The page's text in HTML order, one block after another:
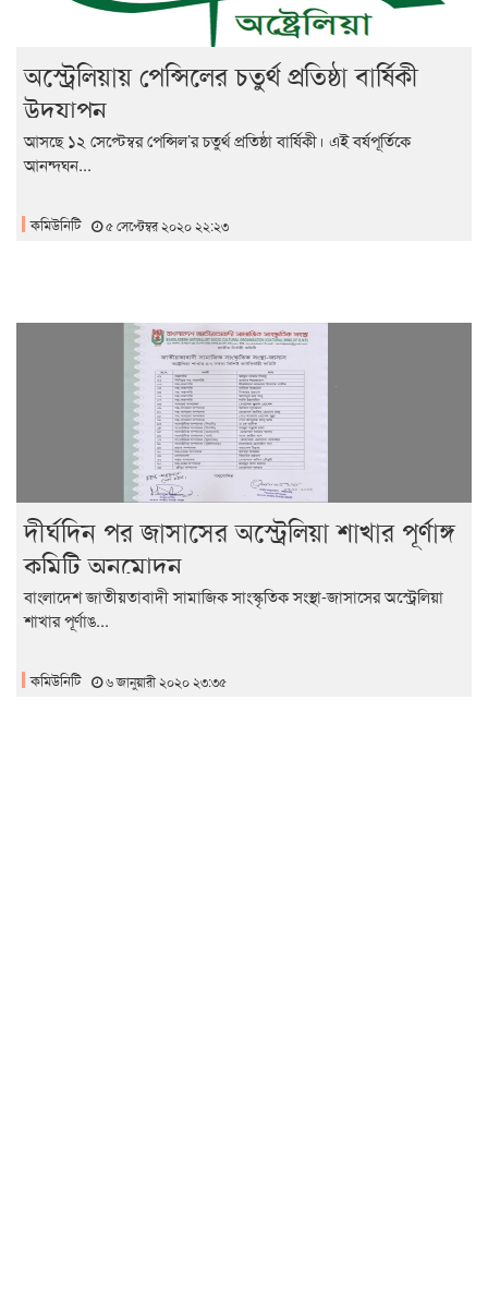
অস্ট্রেলিয়ায় পেন্সিলের চতুর্থ প্রতিষ্ঠা বার্ষিকী
উদযাপন
আসছে ১২ সেপ্টেম্বর পেন্সিল’র চতুর্থ প্রতিষ্ঠা বার্ষিকী। এই বর্ষপূর্তিকে
আনন্দঘন...
কমিউনিটি ৫ সেপ্টেম্বর ২০২০ ২২:২৩
দীর্ঘদিন পর জাসাসের অস্ট্রেলিয়া শাখার পূর্ণাঙ্গ
কমিটি অনুমোদন
বাংলাদেশ জাতীয়তাবাদী সামাজিক সাংস্কৃতিক সংস্থা-জাসাসের অস্ট্রেলিয়া
শাখার পূর্ণাঙ...
কমিউনিটি ৬ জানুয়ারী ২০২০ ২৩:৩৫